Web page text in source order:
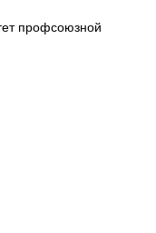
профсоюзной